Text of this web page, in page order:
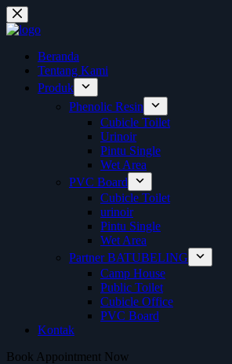
Skip
to
content
Beranda
Tentang Kami
Produk
Phenolic Resin
Cubicle Toilet
Urinoir
Pintu Single
Wet Area
PVC Board
Cubicle Toilet
urinoir
Pintu Single
Wet Area
Partner BATUBELING
Camp House
Public Toilet
Cubicle Office
PVC Board
Kontak
Book Appointment Now